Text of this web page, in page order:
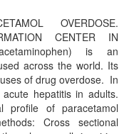
OVERDOSE.
CENTER IN
is an
across the world. Its
of drug overdose. In
hepatitis in adults.
profile of paracetamol
Cross sectional